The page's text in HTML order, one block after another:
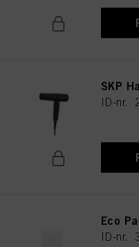
SKP
ID-nr.
Eco
ID-nr.